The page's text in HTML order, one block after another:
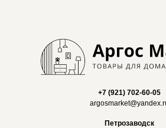
+7 (921) 702-60-05
Петрозаводск